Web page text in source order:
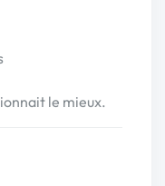
le mieux.